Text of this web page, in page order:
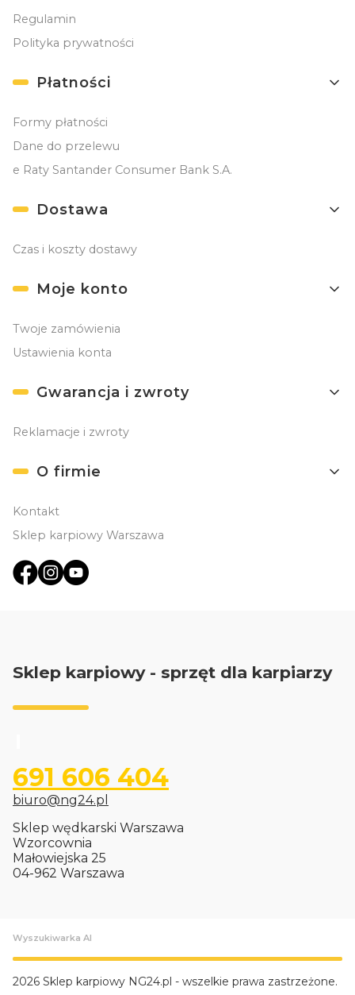
Regulamin
Polityka prywatności
Płatności
Formy płatności
Dane do przelewu
e Raty Santander Consumer Bank S.A.
Dostawa
Czas i koszty dostawy
Moje konto
Twoje zamówienia
Ustawienia konta
Gwarancja i zwroty
Reklamacje i zwroty
O firmie
Kontakt
Sklep karpiowy Warszawa
Sklep karpiowy - sprzęt dla karpiarzy
691 606 404
biuro@ng24.pl
Sklep wędkarski Warszawa
Wzorcownia
Małowiejska 25
04-962 Warszawa
Wyszukiwarka AI
2026 Sklep karpiowy NG24.pl - wszelkie prawa zastrzeżone.